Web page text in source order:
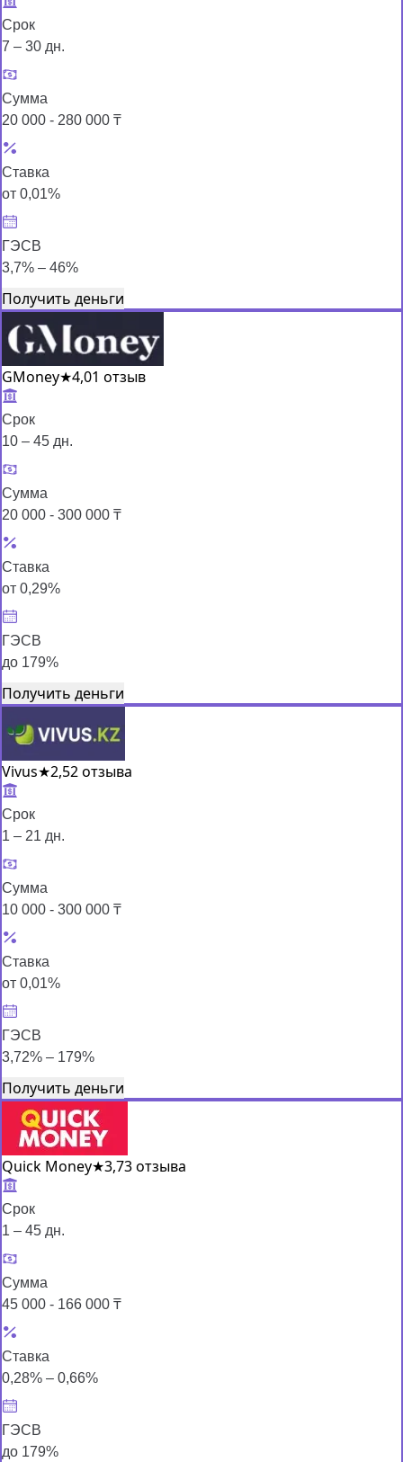
Срок
7 – 30 дн.
Сумма
20 000 - 280 000 ₸
Ставка
от 0,01%
ГЭСВ
3,7% – 46%
Получить деньги
GMoney★4,01 отзыв
Срок
10 – 45 дн.
Сумма
20 000 - 300 000 ₸
Ставка
от 0,29%
ГЭСВ
до 179%
Получить деньги
Vivus★2,52 отзыва
Срок
1 – 21 дн.
Сумма
10 000 - 300 000 ₸
Ставка
от 0,01%
ГЭСВ
3,72% – 179%
Получить деньги
Quick Money★3,73 отзыва
Срок
1 – 45 дн.
Сумма
45 000 - 166 000 ₸
Ставка
0,28% – 0,66%
ГЭСВ
до 179%